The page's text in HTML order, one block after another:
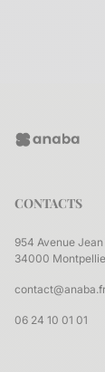
CONTACTS
954 Avenue
34000
contact@anaba.fr
06 24 10 01 01